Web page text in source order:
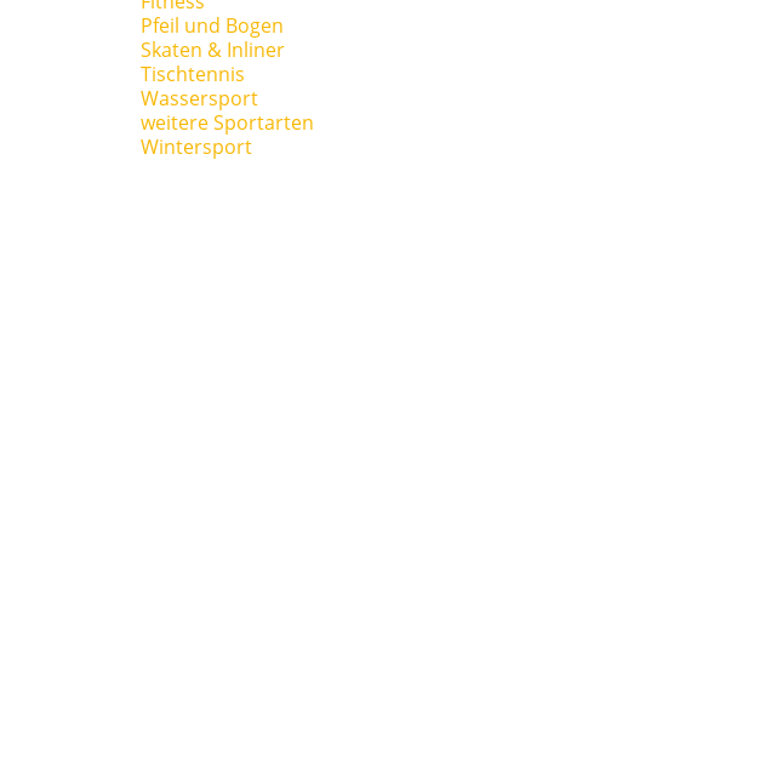
Pfeil und Bogen
Skaten & Inliner
Tischtennis
Wassersport
weitere Sportarten
Wintersport